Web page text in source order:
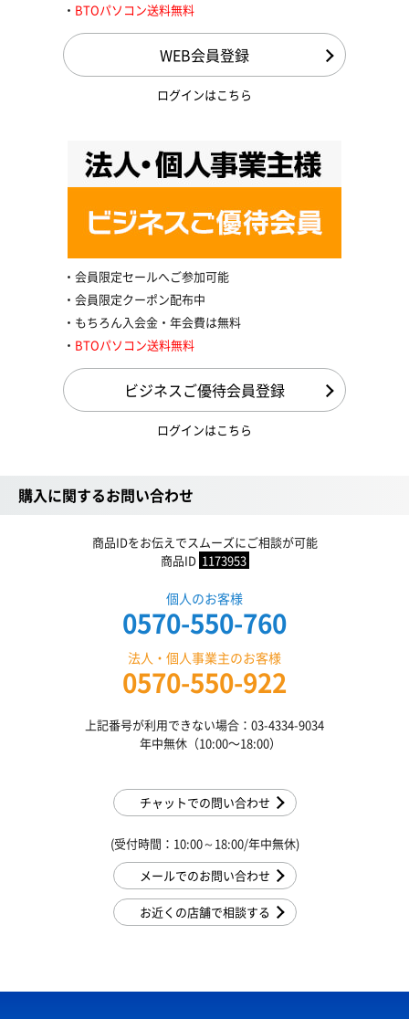
BTOパソコン送料無料
WEB会員登録
ログインはこちら
会員限定セールへご参加可能
会員限定クーポン配布中
もちろん入会金・年会費は無料
BTOパソコン送料無料
ビジネスご優待会員登録
ログインはこちら
購入に関するお問い合わせ
商品IDをお伝えでスムーズにご相談が可能
商品ID 1173953
個人のお客様
0570-550-760
法人・個人事業主のお客様
0570-550-922
上記番号が利用できない場合：03-4334-9034
年中無休（10:00〜18:00）
チャットでの問い合わせ
(受付時間：10:00～18:00/年中無休)
メールでのお問い合わせ
お近くの店舗で相談する